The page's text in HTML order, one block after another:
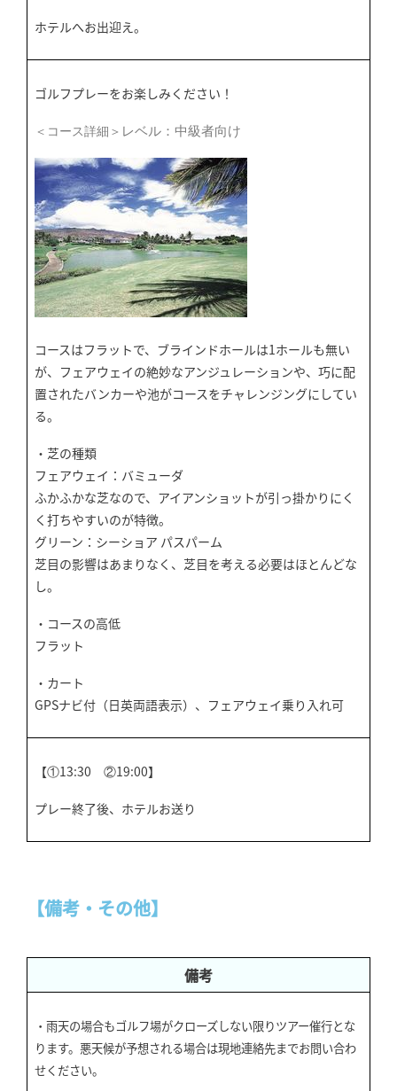
ホテルへお出迎え。
ゴルフプレーをお楽しみください！
＜コース詳細＞ レベル：中級者向け
コースはフラットで、ブラインドホールは1ホールも無い
が、フェアウェイの絶妙なアンジュレーションや、巧に配
置されたバンカーや池がコースをチャレンジングにしてい
る。
・芝の種類
フェアウェイ：バミューダ
ふかふかな芝なので、アイアンショットが引っ掛かりにく
く打ちやすいのが特徴。
グリーン：シーショア パスパーム
芝目の影響はあまりなく、芝目を考える必要はほとんどな
し。
・コースの高低
フラット
・カート
GPSナビ付（日英両語表示）、フェアウェイ乗り入れ可
【①13:30 ②19:00】
プレー終了後、ホテルお送り
【備考・その他】
備考
・雨天の場合もゴルフ場がクローズしない限りツアー催行とな
ります。悪天候が予想される場合は現地連絡先までお問い合わ
せください。